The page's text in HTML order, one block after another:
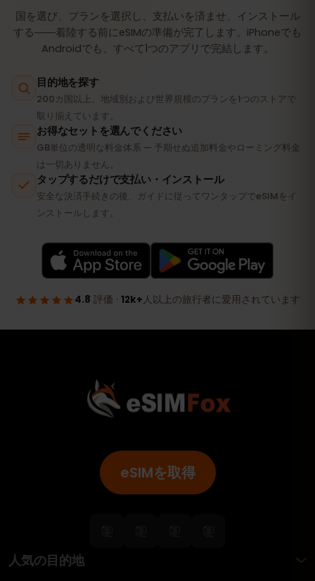
eSIMを取得
人気の目的地